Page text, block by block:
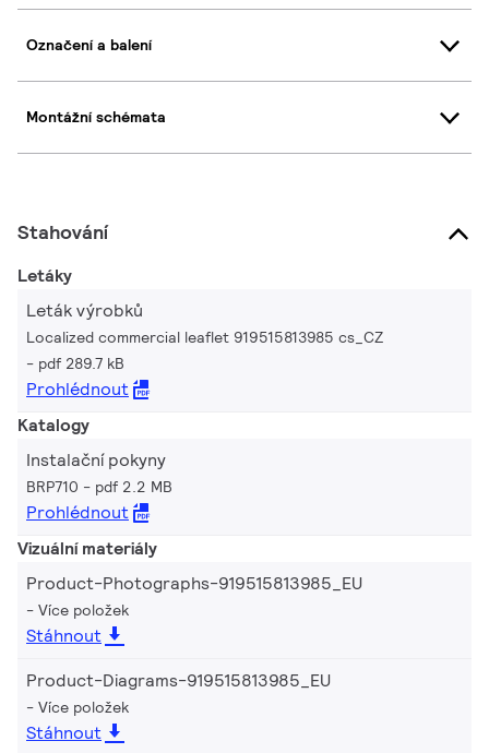
Označení a balení
Montážní schémata
Stahování
Letáky
Leták výrobků
Localized commercial leaflet 919515813985 cs_CZ
pdf 289.7 kB
Prohlédnout
Katalogy
Instalační pokyny
BRP710 pdf 2.2 MB
Prohlédnout
Vizuální materiály
Product-Photographs-919515813985_EU
Více položek
Stáhnout
Product-Diagrams-919515813985_EU
Více položek
Stáhnout